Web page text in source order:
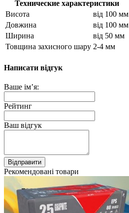
Технические характеристики
Висота
від 100 мм
Довжина
від 100 мм
Ширина
від 50 мм
Товщина захисного шару 2-4 мм
Написати відгук
Ваше ім’я:
Рейтинг
Ваш відгук
Відправити
Рекомендовані товари